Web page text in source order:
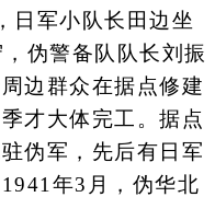
日军小队长田边坐
伪警备队队长刘振
边群众在据点修建
才大体完工。据点
伪军，先后有日军
年3月，伪华北